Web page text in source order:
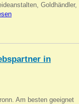
Goldhändler,
in
Am besten geeignet